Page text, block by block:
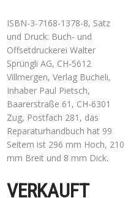
ISBN-3-7168-1378-8, Satz
und Druck: Buch- und
Offsetdruckerei Walter
Sprüngli AG, CH-5612
Villmergen, Verlag Bucheli,
Inhaber Paul Pietsch,
Baarerstraße 61, CH-6301
Zug, Postfach 281, das
Reparaturhandbuch hat 99
Seitem ist 296 mm Hoch, 210
mm Breit und 8 mm Dick.
VERKAUFT